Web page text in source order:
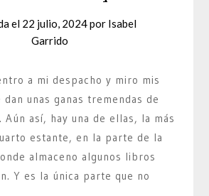
el 22 julio, 2024por Isabel
Garrido
a mi despacho y miro mis
unas ganas tremendas de
Aún así, hay una de ellas, la más
estante, en la parte de la
almaceno algunos libros
Y es la única parte que no